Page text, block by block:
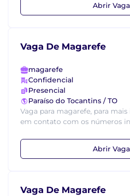
Abrir Vaga
Vaga De Magarefe
magarefe
Confidencial
Presencial
Paraíso do Tocantins / TO
Vaga para magarefe, para
em contato com os números
Abrir Vaga
Vaga De Magarefe